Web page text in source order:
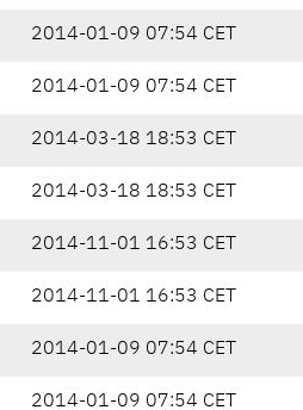
2014-01-09 07:54 CET
2014-01-09 07:54 CET
2014-03-18 18:53 CET
2014-03-18 18:53 CET
2014-11-01 16:53 CET
2014-11-01 16:53 CET
2014-01-09 07:54 CET
2014-01-09 07:54 CET